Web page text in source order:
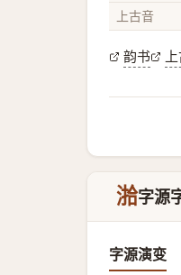
上古音
韵书
湁字源
字源演变